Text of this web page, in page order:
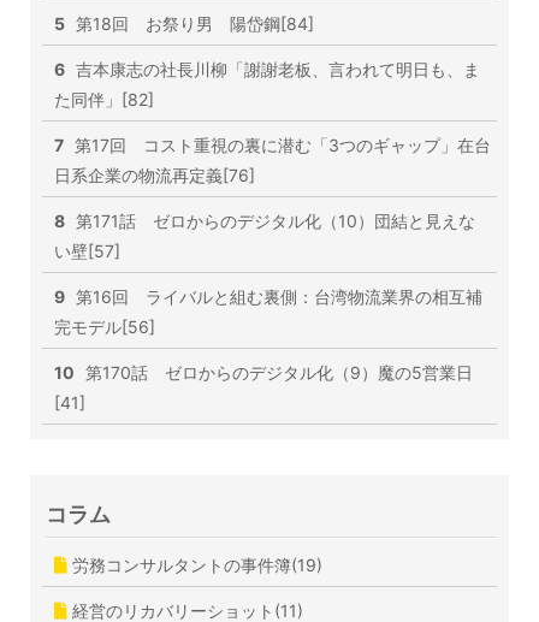
5 第18回 お祭り男 陽岱鋼[84]
6 吉本康志の社長川柳「謝謝老板、言われて明日も、ま
た同伴」[82]
7 第17回 コスト重視の裏に潜む「3つのギャップ」在台
日系企業の物流再定義[76]
8 第171話 ゼロからのデジタル化（10）団結と見えな
い壁[57]
9 第16回 ライバルと組む裏側：台湾物流業界の相互補
完モデル[56]
10 第170話 ゼロからのデジタル化（9）魔の5営業日
[41]
コラム
労務コンサルタントの事件簿(19)
経営のリカバリーショット(11)